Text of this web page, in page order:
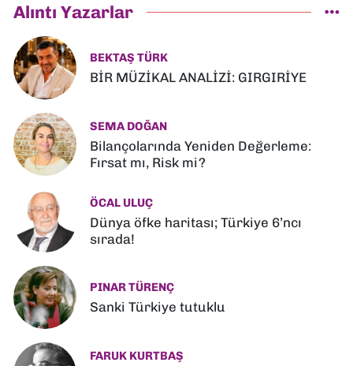
Alıntı Yazarlar
BEKTAŞ TÜRK
BİR MÜZİKAL ANALİZİ: GIRGIRİYE
SEMA DOĞAN
Bilançolarında Yeniden Değerleme:
Fırsat mı, Risk mi?
ÖCAL ULUÇ
Dünya öfke haritası; Türkiye 6’ncı
sırada!
PINAR TÜRENÇ
Sanki Türkiye tutuklu
FARUK KURTBAŞ